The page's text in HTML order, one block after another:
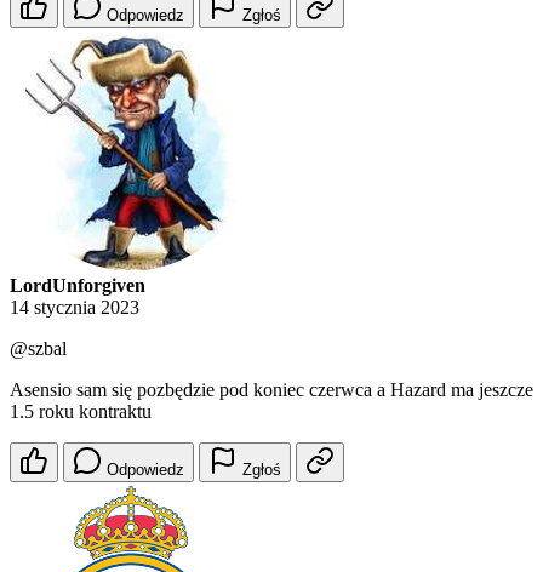
Odpowiedz Zgłoś
LordUnforgiven
14 stycznia 2023
@szbal
Asensio sam się pozbędzie pod koniec czerwca a Hazard ma jeszcze
1.5 roku kontraktu
Odpowiedz Zgłoś